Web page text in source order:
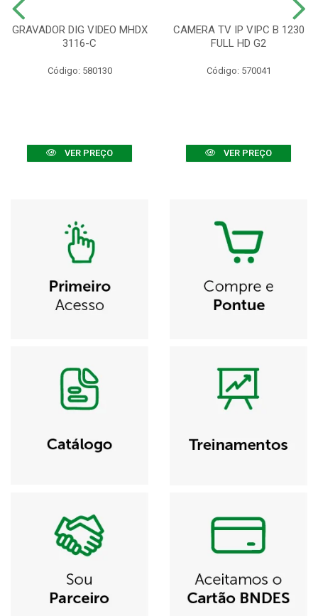
GRAVADOR DIG VIDEO MHDX
3116-C
Código: 580130
VER PREÇO
CAMERA TV IP VIPC B 1230
FULL HD G2
Código: 570041
VER PREÇO